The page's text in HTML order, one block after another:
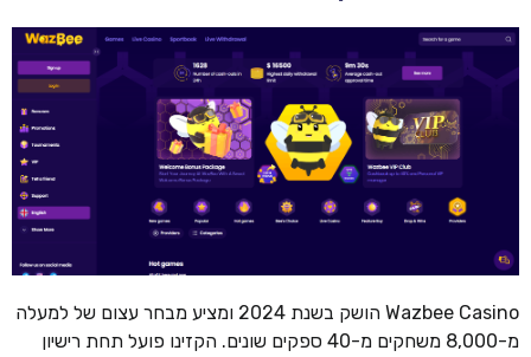
Wazbee Casino הושק בשנת 2024 ומציע מבחר עצום של למעלה
מ-8,000 משחקים מ-40 ספקים שונים. הקזינו פועל תחת רישיון